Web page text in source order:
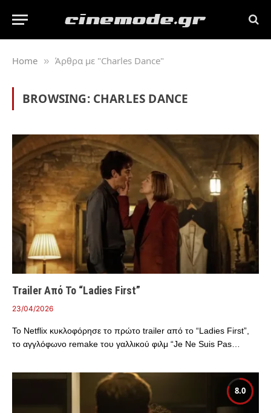
Home » Άρθρα με "Charles Dance"
BROWSING: CHARLES DANCE
Trailer Από Το “Ladies First”
23/04/2026
Το Netflix κυκλοφόρησε το πρώτο trailer από το “Ladies First”,
το αγγλόφωνο remake του γαλλικού φιλμ “Je Ne Suis Pas…
8.0